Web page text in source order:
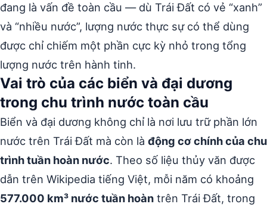
đang là vấn đề toàn cầu — dù Trái Đất có vẻ “xanh”
và “nhiều nước”, lượng nước thực sự có thể dùng
được chỉ chiếm một phần cực kỳ nhỏ trong tổng
lượng nước trên hành tinh.
Vai trò của các biển và đại dương
trong chu trình nước toàn cầu
Biển và đại dương không chỉ là nơi lưu trữ phần lớn
nước trên Trái Đất mà còn là động cơ chính của chu
trình tuần hoàn nước. Theo số liệu thủy văn được
dẫn trên Wikipedia tiếng Việt, mỗi năm có khoảng
577.000 km³ nước tuần hoàn trên Trái Đất, trong